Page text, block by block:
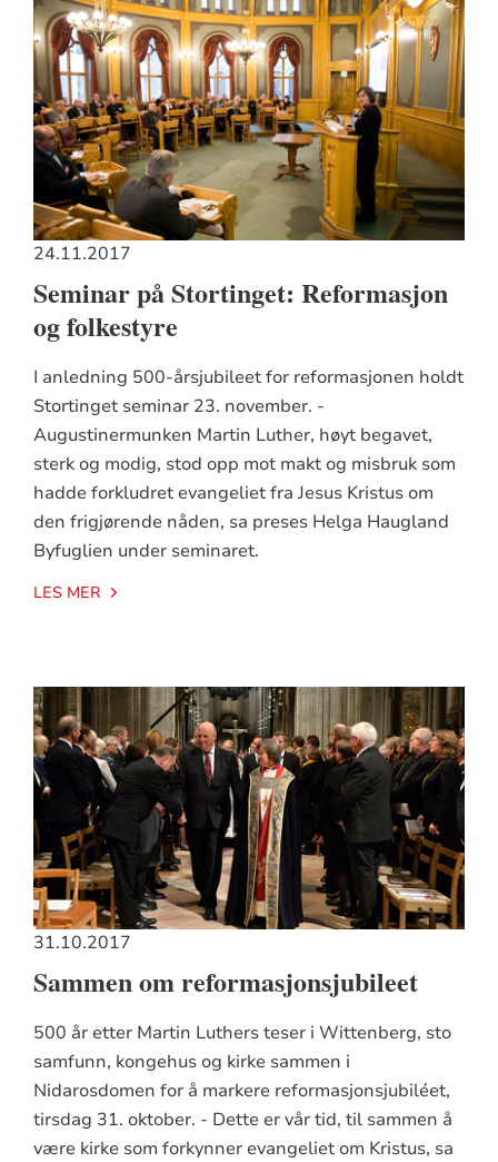
24.11.2017
Seminar på Stortinget: Reformasjon
og folkestyre
I anledning 500-årsjubileet for reformasjonen holdt
Stortinget seminar 23. november. -
Augustinermunken Martin Luther, høyt begavet,
sterk og modig, stod opp mot makt og misbruk som
hadde forkludret evangeliet fra Jesus Kristus om
den frigjørende nåden, sa preses Helga Haugland
Byfuglien under seminaret.
LES MER
31.10.2017
Sammen om reformasjonsjubileet
500 år etter Martin Luthers teser i Wittenberg, sto
samfunn, kongehus og kirke sammen i
Nidarosdomen for å markere reformasjonsjubiléet,
tirsdag 31. oktober. - Dette er vår tid, til sammen å
være kirke som forkynner evangeliet om Kristus, sa